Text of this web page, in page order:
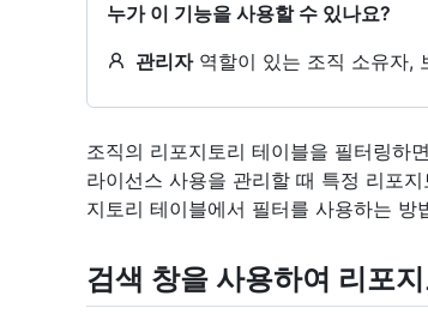
누가 이 기능을 사용할 수 있나요?
관리자역할이 있는 조직 소유자,
조직의 리포지토리 테이블을 필터링
라이선스 사용을 관리할 때 특정 리포
지토리 테이블에서 필터를 사용하는 방
검색 창을 사용하여 리포